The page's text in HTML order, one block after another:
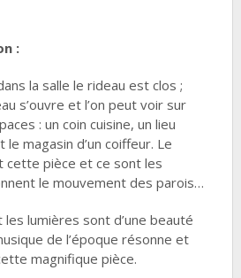
:
la salle le rideau est clos ;
s’ouvre et l’on peut voir sur
: un coin cuisine, un lieu
magasin d’un coiffeur. Le
cette pièce et ce sont les
le mouvement des parois…
lumières sont d’une beauté
de l’époque résonne et
magnifique pièce.